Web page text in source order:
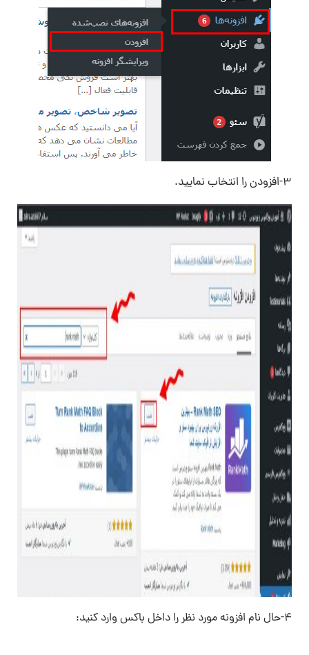
۳-افزودن را انتخاب نمایید.
۴-حال نام افزونه مورد نظر را داخل باکس وارد کنید: